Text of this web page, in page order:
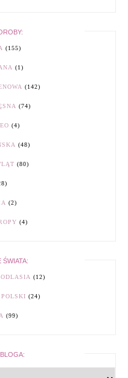
(155)
(1)
(142)
(74)
(4)
(48)
(80)
(2)
(4)
ŚWIATA:
(12)
(24)
(99)